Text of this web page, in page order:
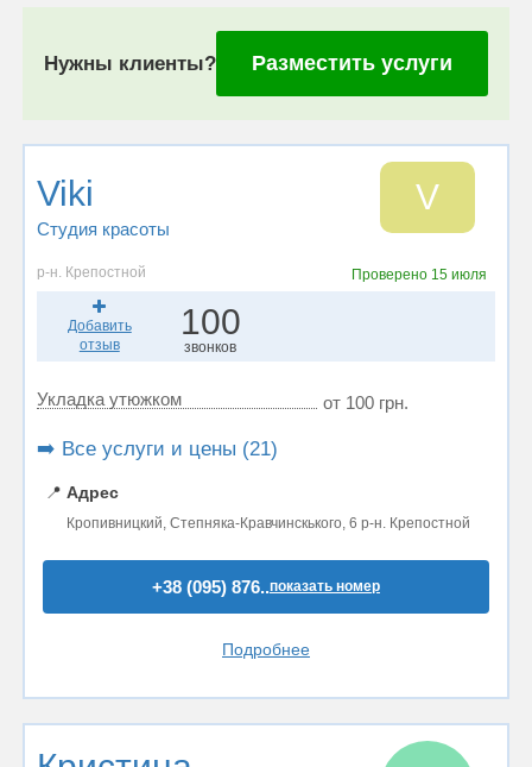
Нужны клиенты? Разместить услуги
Viki
Студия красоты
V
р-н. Крепостной Проверено 15 июля
Добавить
отзыв
100
звонков
Укладка утюжком от 100 грн.
➡️ Все услуги и цены (21)
📍 Адрес
Кропивницкий, Степняка-Кравчинскького, 6 р-н. Крепостной
+38 (095) 876..показать номер
Подробнее